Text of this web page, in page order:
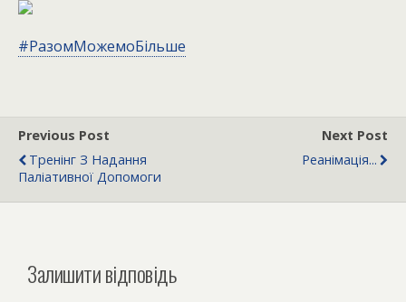
#РазомМожемоБільше
Previous Post
Тренінг З Надання
Паліативної Допомоги
Next Post
Реанімація...
Залишити відповідь